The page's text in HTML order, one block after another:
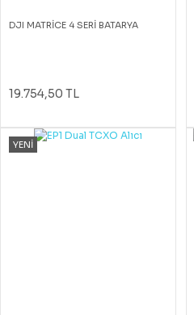
DJI MATRİCE 4 SERİ BATARYA
19.754,50 TL
YENİ